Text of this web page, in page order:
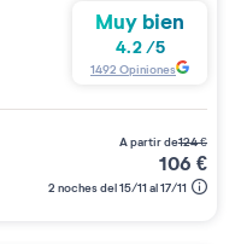
Muy bien
4.2/5
1492 Opiniones
a partir de124€
106 €
2 noches del 15/11 al 17/11